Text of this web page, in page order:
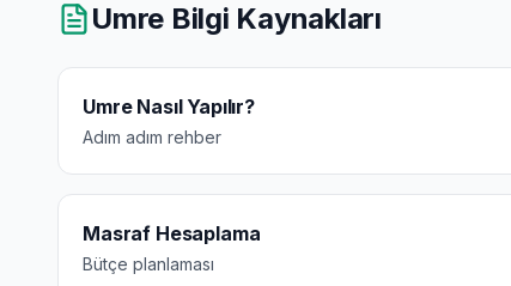
Umre Bilgi Kaynakları
Umre Nasıl Yapılır?
Adım adım rehber
Masraf Hesaplama
Bütçe planlaması